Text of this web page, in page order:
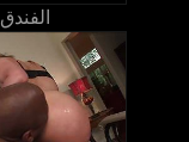
الفندق